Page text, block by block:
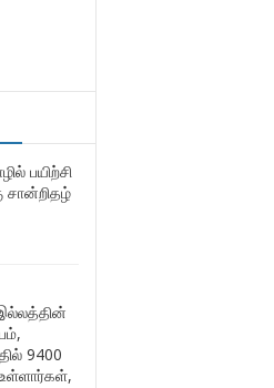
பயிற்சி
சான்றிதழ்
9400